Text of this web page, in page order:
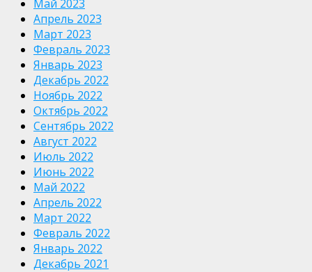
Май 2023
Апрель 2023
Март 2023
Февраль 2023
Январь 2023
Декабрь 2022
Ноябрь 2022
Октябрь 2022
Сентябрь 2022
Август 2022
Июль 2022
Июнь 2022
Май 2022
Апрель 2022
Март 2022
Февраль 2022
Январь 2022
Декабрь 2021